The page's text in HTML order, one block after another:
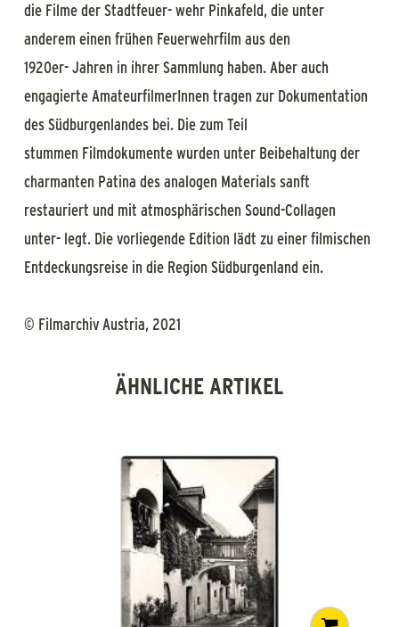
die Filme der Stadtfeuer- wehr Pinkafeld, die unter
anderem einen frühen Feuerwehrfilm aus den
1920er- Jahren in ihrer Sammlung haben. Aber auch
engagierte AmateurfilmerInnen tragen zur Dokumentation
des Südburgenlandes bei. Die zum Teil
stummen Filmdokumente wurden unter Beibehaltung der
charmanten Patina des analogen Materials sanft
restauriert und mit atmosphärischen Sound-Collagen
unter- legt. Die vorliegende Edition lädt zu einer filmischen
Entdeckungsreise in die Region Südburgenland ein.
© Filmarchiv Austria, 2021
ÄHNLICHE ARTIKEL